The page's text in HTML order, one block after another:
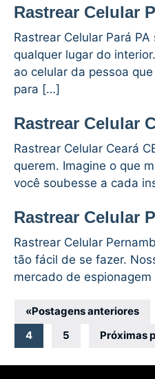
Rastrear Celular
Rastrear Celular Pará
qualquer lugar do
ao celular da pessoa
para […]
Rastrear Celular
Rastrear Celular Ceará
querem. Imagine o que
você soubesse a cada
Rastrear Celular
Rastrear Celular
tão fácil de se fazer.
mercado de
Navegação
por
posts
«Postagens anteriores
4
5 Próximas